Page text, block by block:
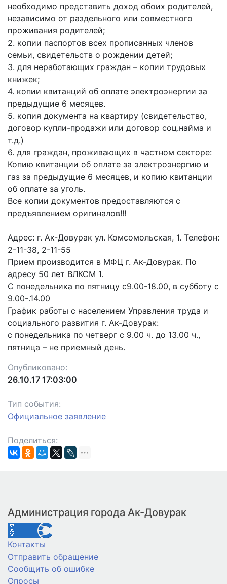
необходимо представить доход обоих родителей,
независимо от раздельного или совместного
проживания родителей;
2. копии паспортов всех прописанных членов
семьи, свидетельств о рождении детей;
3. для неработающих граждан – копии трудовых
книжек;
4. копии квитанций об оплате электроэнергии за
предыдущие 6 месяцев.
5. копия документа на квартиру (свидетельство,
договор купли-продажи или договор соц.найма и
т.д.)
6. для граждан, проживающих в частном секторе:
Копию квитанции об оплате за электроэнергию и
газ за предыдущие 6 месяцев, и копию квитанции
об оплате за уголь.
Все копии документов предоставляются с
предъявлением оригиналов!!!
Адрес: г. Ак-Довурак ул. Комсомольская, 1. Телефон:
2-11-38, 2-11-55
Прием производится в МФЦ г. Ак-Довурак. По
адресу 50 лет ВЛКСМ 1.
С понедельника по пятницу с9.00-18.00, в субботу с
9.00-.14.00
График работы с населением Управления труда и
социального развития г. Ак-Довурак:
с понедельника по четверг с 9.00 ч. до 13.00 ч.,
пятница – не приемный день.
Опубликовано:
26.10.17 17:03:00
Тип события:
Официальное заявление
Поделиться:
Администрация города Ак-Довурак
Контакты
Отправить обращение
Сообщить об ошибке
Опросы